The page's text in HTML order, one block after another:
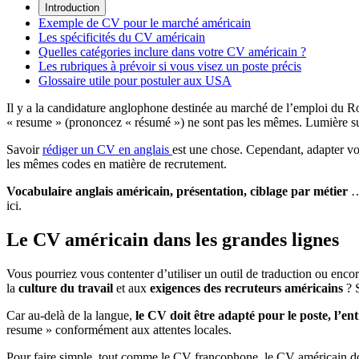
Introduction
Exemple de CV pour le marché américain
Les spécificités du CV américain
Quelles catégories inclure dans votre CV américain ?
Les rubriques à prévoir si vous visez un poste précis
Glossaire utile pour postuler aux USA
Il y a la candidature anglophone destinée au marché de l’emploi du
« resume » (prononcez « résumé ») ne sont pas les mêmes.
Savoirrédiger un CV en anglais est une chose. Cependant, adapter
les mêmes codes en matière de recrutement.
Vocabulaire anglais américain, présentation, ciblage par métier
ici.
Le CV américain dans les grandes lignes
Vous pourriez vous contenter d’utiliser un outil de traduction ou
la culture du travail et aux exigences des recruteurs américains ?
Car au-delà de la langue, le CV doit être adapté pour le poste,
resume » conformément aux attentes locales.